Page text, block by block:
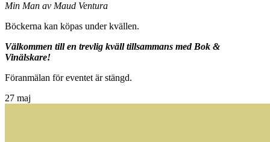
Min Man av Maud Ventura
Böckerna kan köpas under kvällen.
Välkommen till en trevlig kväll tillsammans med Bok &
Vinälskare!
Föranmälan för eventet är stängd.
27 maj